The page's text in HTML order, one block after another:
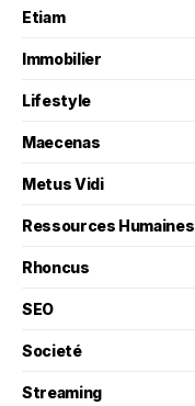
Etiam
Immobilier
Lifestyle
Maecenas
Metus Vidi
Ressources Humaines
Rhoncus
SEO
Societé
Streaming